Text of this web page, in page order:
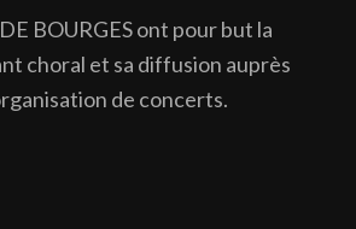
BOURGES ont pour but la
choral et sa diffusion auprès
de concerts.